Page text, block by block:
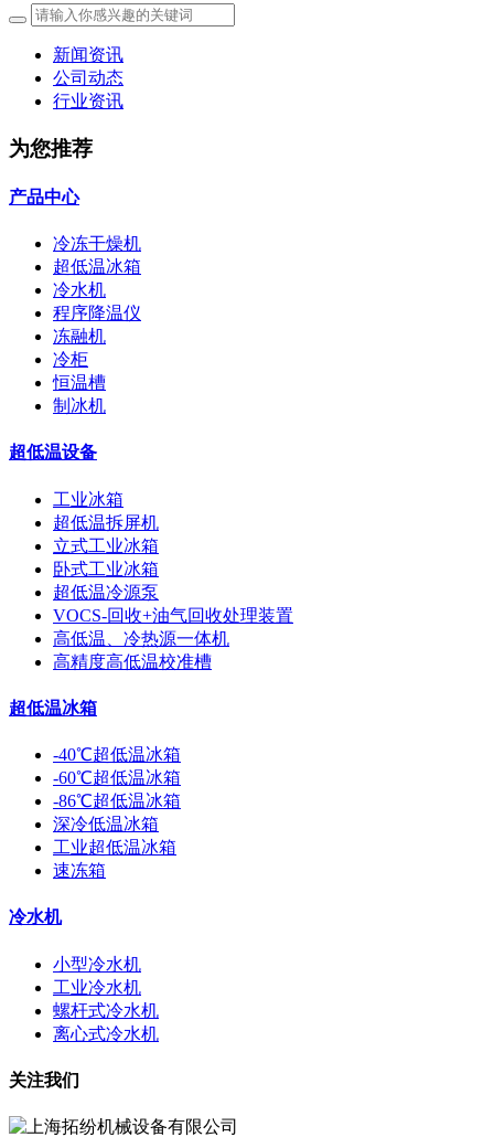
新闻资讯
公司动态
行业资讯
为您推荐
产品中心
冷冻干燥机
超低温冰箱
冷水机
程序降温仪
冻融机
冷柜
恒温槽
制冰机
超低温设备
工业冰箱
超低温拆屏机
立式工业冰箱
卧式工业冰箱
超低温冷源泵
VOCS-回收+油气回收处理装置
高低温、冷热源一体机
高精度高低温校准槽
超低温冰箱
-40℃超低温冰箱
-60℃超低温冰箱
-86℃超低温冰箱
深冷低温冰箱
工业超低温冰箱
速冻箱
冷水机
小型冷水机
工业冷水机
螺杆式冷水机
离心式冷水机
关注我们